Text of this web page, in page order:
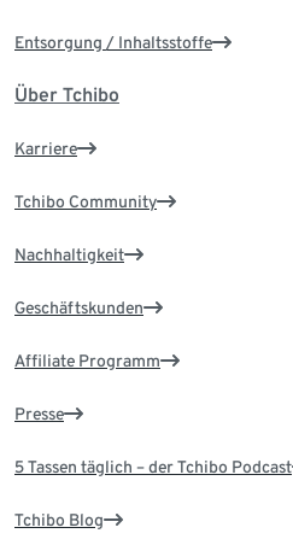
Entsorgung / Inhaltsstoffe
Über Tchibo
Karriere
Tchibo Community
Nachhaltigkeit
Geschäftskunden
Affiliate Programm
Presse
5 Tassen täglich – der Tchibo Podcast
Tchibo Blog